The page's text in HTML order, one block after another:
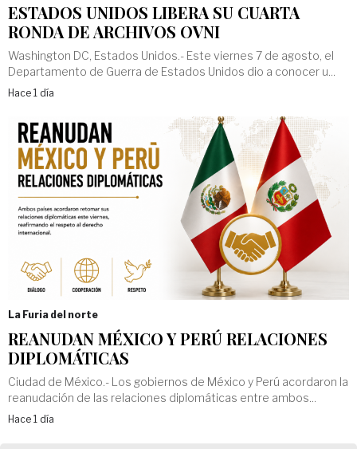
ESTADOS UNIDOS LIBERA SU CUARTA
RONDA DE ARCHIVOS OVNI
Washington DC, Estados Unidos.- Este viernes 7 de agosto, el
Departamento de Guerra de Estados Unidos dio a conocer u...
Hace 1 día
La Furia del norte
REANUDAN MÉXICO Y PERÚ RELACIONES
DIPLOMÁTICAS
Ciudad de México.- Los gobiernos de México y Perú acordaron la
reanudación de las relaciones diplomáticas entre ambos...
Hace 1 día